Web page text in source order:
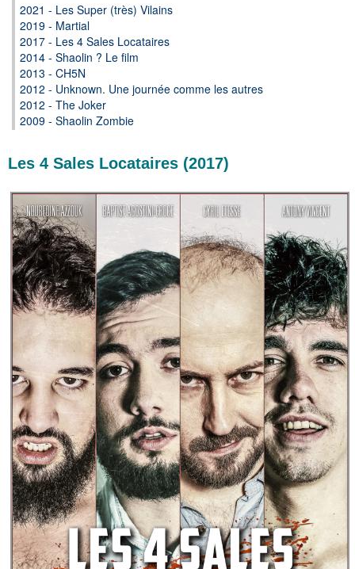
2021 - Les Super (très) Vilains
2019 - Martial
2017 - Les 4 Sales Locataires
2014 - Shaolin ? Le film
2013 - CH5N
2012 - Unknown. Une journée comme les autres
2012 - The Joker
2009 - Shaolin Zombie
Les 4 Sales Locataires (2017)